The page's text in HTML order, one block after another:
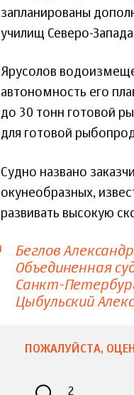
запланированы
училищ Северо-
Ярусолов
автономность его
до 30 тонн готовой
для готовой
Судно названо
окунеобразных,
развивать высокую
Беглов Александр
Объединенная
Санкт-
Цыбульский
ПОЖАЛУЙСТА,
2